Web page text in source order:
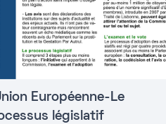
Européenne-Le
législatif